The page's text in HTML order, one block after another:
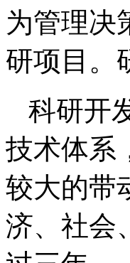
为管理决
研项目。
科研开
技术体系
较大的带
济、社会